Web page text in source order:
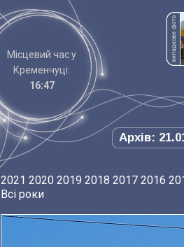
Місцевий час у
Кременчуці:
16:47
Архів:
2021 2020 2019 2018 2017 2016
Всі роки